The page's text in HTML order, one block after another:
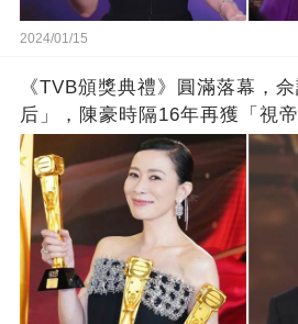
2024/01/15
《TVB頒獎典禮》圓滿落幕，
后」，陳豪時隔16年再獲「視帝